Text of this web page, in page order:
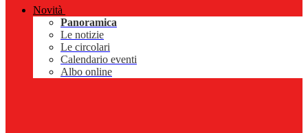
Novità
Panoramica
Le notizie
Le circolari
Calendario eventi
Albo online